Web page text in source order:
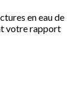
en eau de
votre rapport